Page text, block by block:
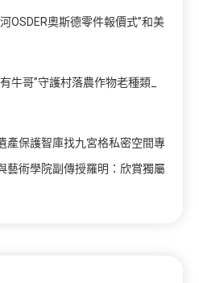
OSDER奧斯德零件報價式”和美
牛哥”守護村落農作物老種類_
產保護智庫找九宮格私密空間專
藝術學院副傳授羅明：欣賞獨屬